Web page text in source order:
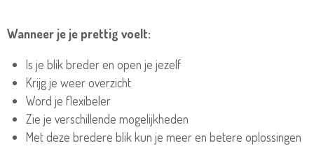
Wanneer je je prettig voelt:
Is je blik breder en open je jezelf
Krijg je weer overzicht
Word je flexibeler
Zie je verschillende mogelijkheden
Met deze bredere blik kun je meer en betere oplossingen